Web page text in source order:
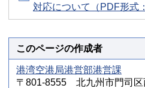
対応について（PDF形式
このページの作成者
港湾空港局港営部港営課
〒801-8555 北九州市門司区